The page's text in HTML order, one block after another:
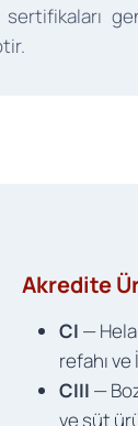
Akredite
CI —
refahı
CIII —
ve süt